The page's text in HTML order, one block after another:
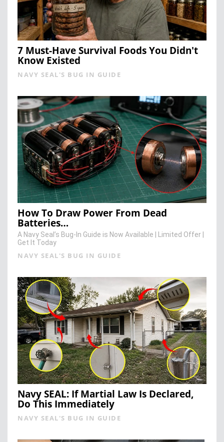
7 Must-Have Survival Foods You Didn't
Know Existed
NAVY SEAL'S BUG IN GUIDE
How To Draw Power From Dead
Batteries…
A Navy Seal’s Bug-In Guide is Now Available | Limited Offer |
Get It Today
NAVY SEAL'S BUG IN GUIDE
Navy SEAL: If Martial Law Is Declared,
Do This Immediately
NAVY SEAL'S BUG IN GUIDE